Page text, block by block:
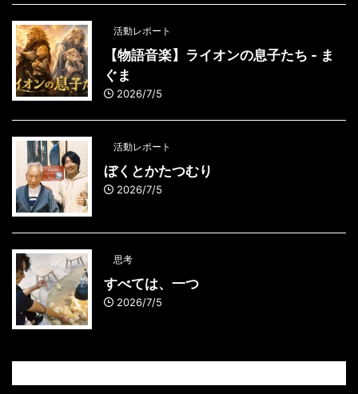
活動レポート
【物語音楽】ライオンの息子たち - ま
ぐま
2026/7/5
活動レポート
ぼくとかたつむり
2026/7/5
思考
すべては、一つ
2026/7/5